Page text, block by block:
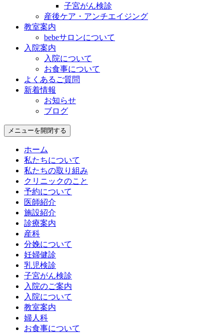
子宮がん検診
産後ケア・アンチエイジング
教室案内
bebeサロンについて
入院案内
入院について
お食事について
よくあるご質問
新着情報
お知らせ
ブログ
メニューを開閉する
ホーム
私たちについて
私たちの取り組み
クリニックのこと
予約について
医師紹介
施設紹介
診療案内
産科
分娩について
妊婦健診
乳児検診
子宮がん検診
入院のご案内
入院について
教室案内
婦人科
お食事について